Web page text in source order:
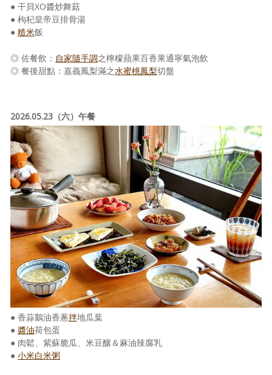
● 干貝XO醬炒舞菇
● 枸杞皇帝豆排骨湯
● 糙米飯
◎ 佐餐飲： 自家隨手調之檸檬蘋果百香果通寧氣泡飲
◎ 餐後甜點：嘉義鳳梨滿之水蜜桃鳳梨切盤
2026.05.23（六）午餐
● 香蒜鵝油香蔥拌地瓜葉
● 醬油荷包蛋
● 肉鬆、紫蘇脆瓜、米豆釀＆麻油辣腐乳
● 小米白米粥